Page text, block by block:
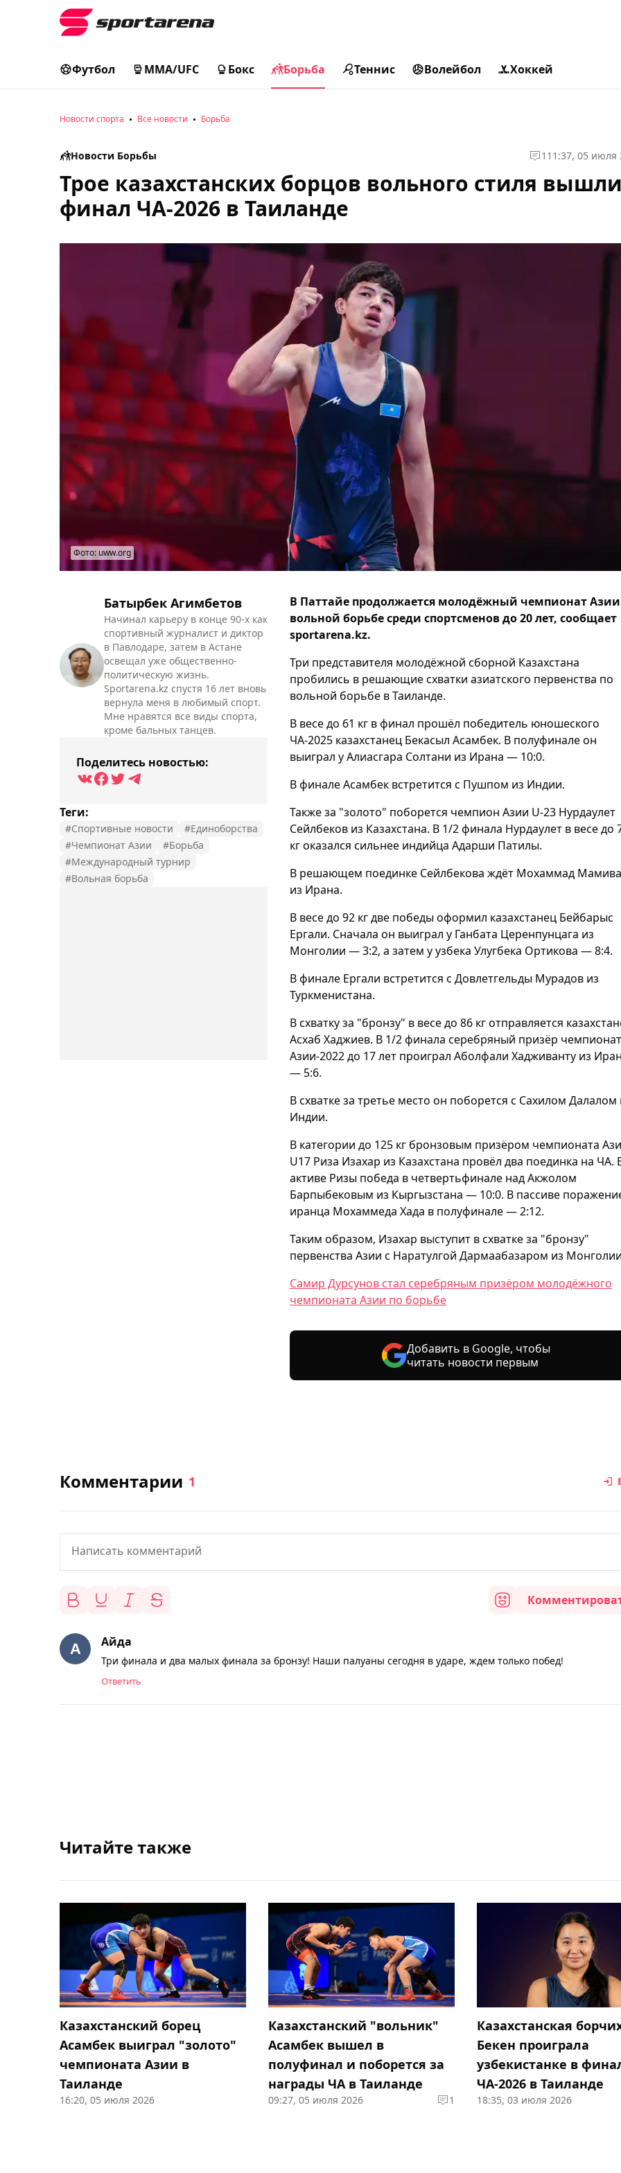
Футбол MMA/UFC Бокс Борьба Теннис Волейбол Хоккей
Новости спорта Все новости Борьба
Новости Борьбы 1 11:37, 05 июля
Трое казахстанских борцов вольного стиля
финал ЧА-2026 в Таиланде
Фото: uww.org
Батырбек Агимбетов
Начинал карьеру в конце 90-х как
спортивный журналист и диктор
в Павлодаре, затем в Астане
освещал уже общественно-
политическую жизнь.
Sportarena.kz спустя 16 лет вновь
вернула меня в любимый спорт.
Мне нравятся все виды спорта,
кроме бальных танцев.
Поделитесь новостью:
Теги:
#Спортивные новости
#Единоборства
#Чемпионат Азии
#Борьба
#Международный турнир
#Вольная борьба
В Паттайе продолжается молодёжный чемпионат
вольной борьбе среди спортсменов до 20 лет, сообщает
sportarena.kz.
Три представителя молодёжной сборной Казахстана
пробились в решающие схватки азиатского первенства по
вольной борьбе в Таиланде.
В весе до 61 кг в финал прошёл победитель юношеского
ЧА-2025 казахстанец Бекасыл Асамбек. В полуфинале он
выиграл у Алиасгара Солтани из Ирана — 10:0.
В финале Асамбек встретится с Пушпом из Индии.
Также за "золото" поборется чемпион Азии U-23 Нурдаулет
Сейлбеков из Казахстана. В 1/2 финала Нурдаулет в весе до
кг оказался сильнее индийца Адарши Патилы.
В решающем поединке Сейлбекова ждёт Мохаммад
из Ирана.
В весе до 92 кг две победы оформил казахстанец Бейбарыс
Ергали. Сначала он выиграл у Ганбата Церенпунцага из
Монголии — 3:2, а затем у узбека Улугбека Ортикова — 8:4.
В финале Ергали встретится с Довлетгельды Мурадов из
Туркменистана.
В схватку за "бронзу" в весе до 86 кг отправляется
Асхаб Хаджиев. В 1/2 финала серебряный призёр
Азии-2022 до 17 лет проиграл Аболфали Хадживанту из
— 5:6.
В схватке за третье место он поборется с Сахилом Далалом
Индии.
В категории до 125 кг бронзовым призёром чемпионата
U17 Риза Изахар из Казахстана провёл два поединка на ЧА.
активе Ризы победа в четвертьфинале над Акжолом
Барпыбековым из Кыргызстана — 10:0. В пассиве
иранца Мохаммеда Хада в полуфинале — 2:12.
Таким образом, Изахар выступит в схватке за "бронзу"
первенства Азии с Наратулгой Дармаабазаром из
Самир Дурсунов стал серебряным призёром молодёжного
чемпионата Азии по борьбе
Добавить в Google, чтобы
читать новости первым
Комментарии 1
Айда
Три финала и два малых финала за бронзу! Наши палуаны сегодня в ударе, ждем только побед!
Ответить
Читайте также
Казахстанский борец
Асамбек выиграл "золото"
чемпионата Азии в
Таиланде
16:20, 05 июля 2026
Казахстанский "вольник"
Асамбек вышел в
полуфинал и поборется за
награды ЧА в Таиланде
09:27, 05 июля 2026 1
Казахстанская
Бекен проиграла
узбекистанке в
ЧА-2026 в Таиланде
18:35, 03 июля 2026